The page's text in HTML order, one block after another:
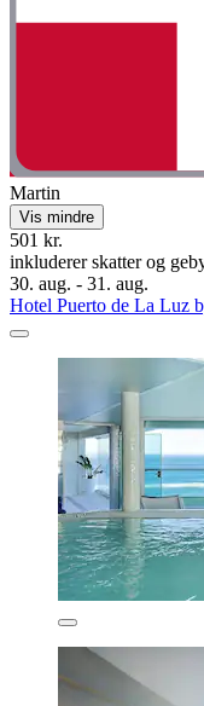
Martin
Vis mindre
501 kr.
inkluderer skatter og
30. aug. - 31. aug.
Hotel Puerto de La Luz